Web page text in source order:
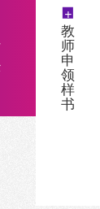
+
教
师
申
领
样
书